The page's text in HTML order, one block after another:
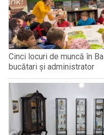
Cinci locuri de muncă în
bucătari și administrator